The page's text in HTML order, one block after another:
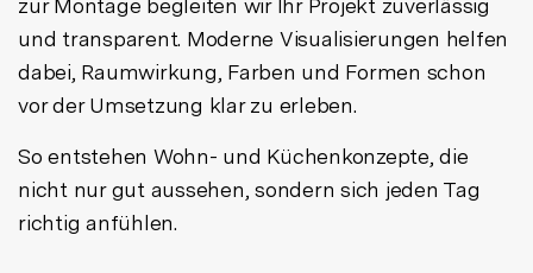
zur Montage begleiten wir Ihr Projekt zuverlässig
und transparent. Moderne Visualisierungen helfen
dabei, Raumwirkung, Farben und Formen schon
vor der Umsetzung klar zu erleben.
So entstehen Wohn- und Küchenkonzepte, die
nicht nur gut aussehen, sondern sich jeden Tag
richtig anfühlen.